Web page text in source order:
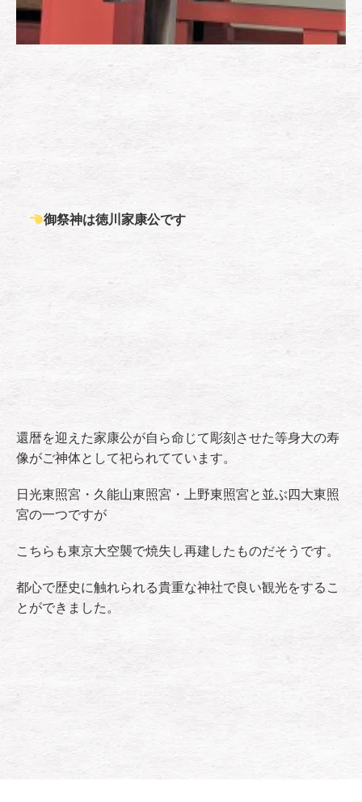
御祭神は徳川家康公です
還暦を迎えた家康公が自ら命じて彫刻させた等身大の寿
像がご神体として祀られてています。
日光東照宮・久能山東照宮・上野東照宮と並ぶ四大東照
宮の一つですが
こちらも東京大空襲で焼失し再建したものだそうです。
都心で歴史に触れられる貴重な神社で良い観光をするこ
とができました。